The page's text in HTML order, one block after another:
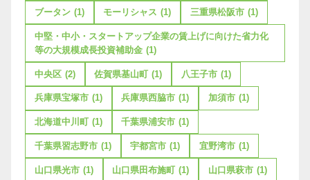
ブータン (1) モーリシャス (1) 三重県松阪市 (1)
中堅・中小・スタートアップ企業の賃上げに向けた省力化
等の大規模成長投資補助金 (1)
中央区 (2) 佐賀県基山町 (1) 八王子市 (1)
兵庫県宝塚市 (1) 兵庫県西脇市 (1) 加須市 (1)
北海道中川町 (1) 千葉県浦安市 (1)
千葉県習志野市 (1) 宇都宮市 (1) 宜野湾市 (1)
山口県光市 (1) 山口県田布施町 (1) 山口県萩市 (1)